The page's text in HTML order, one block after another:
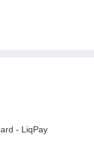
- LiqPay